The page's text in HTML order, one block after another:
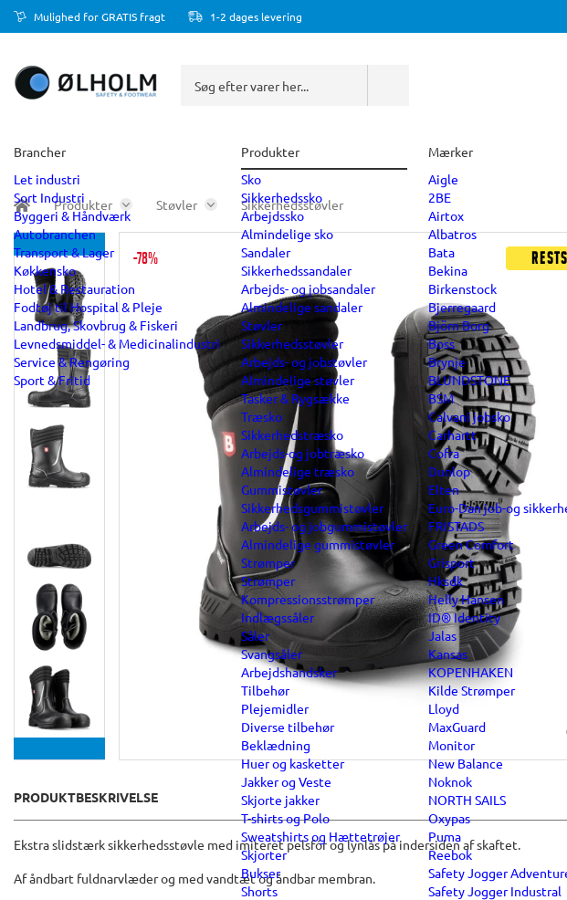
Mulighed for GRATIS fragt 1-2 dages levering
Brancher
Let industri
Sort Industri
Byggeri & Håndværk
Autobranchen
Transport & Lager
Køkkensko
Hotel & Restauration
Fodtøj til Hospital & Pleje
Landbrug, Skovbrug & Fiskeri
Levnedsmiddel- & Medicinalindustri
Service & Rengøring
Sport & Fritid
Produkter
Sko
Sikkerhedssko
Arbejdssko
Almindelige sko
Sandaler
Sikkerhedssandaler
Arbejds- og jobsandaler
Almindelige sandaler
Støvler
Sikkerhedsstøvler
Arbejds- og jobstøvler
Almindelige støvler
Tasker & Rygsække
Træsko
Sikkerhedstræsko
Arbejds-og jobtræsko
Almindelige træsko
Gummistøvler
Sikkerhedsgummistøvler
Arbejds- og jobgummistøvler
Almindelige gummistøvler
Strømper
Strømper
Kompressionsstrømper
Indlægssåler
Såler
Svangsåler
Arbejdshandsker
Tilbehør
Plejemidler
Diverse tilbehør
Beklædning
Huer og kasketter
Jakker og Veste
Skjorte jakker
T-shirts og Polo
Sweatshirts og Hættetrøjer
Skjorter
Bukser
Shorts
Mærker
Aigle
2BE
Airtox
Albatros
Bata
Bekina
Birkenstock
Bjerregaard
Björn Borg
Boss
Brynje
BLUNDSTONE
BSM
Calvani jobsko
Carhartt
Cofra
Dunlop
Elten
Euro-Dan job-og
FRISTADS
Green Comfort
Grisport
Hksdk
Helly Hansen
ID® Identity
Jalas
Kansas
KOPENHAKEN
Kilde Strømper
Lloyd
MaxGuard
Monitor
New Balance
Noknok
NORTH SAILS
Oxypas
Puma
Reebok
Safety Jogger
Safety Jogger Industral
Produkter Støvler Sikkerhedsstøvler
-78%
PRODUKTBESKRIVELSE
Ekstra slidstærk sikkerhedsstøvle med imiteret pelsfór og lynlås på indersiden af skaftet.
Af åndbart fuldnarvlæder og med vandtæt og åndbar membran.